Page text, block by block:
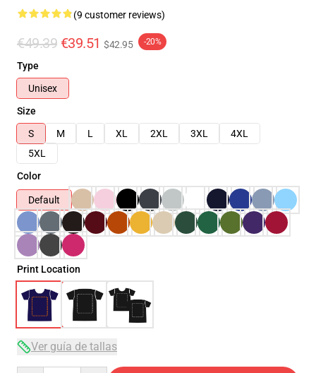
(9 customer reviews)
€49.39 €39.51 $42.95 -20%
Type
Unisex
Size
S
M L XL 2XL 3XL
4XL
5XL
Color
Default
Print Location
Ver guía de tallas